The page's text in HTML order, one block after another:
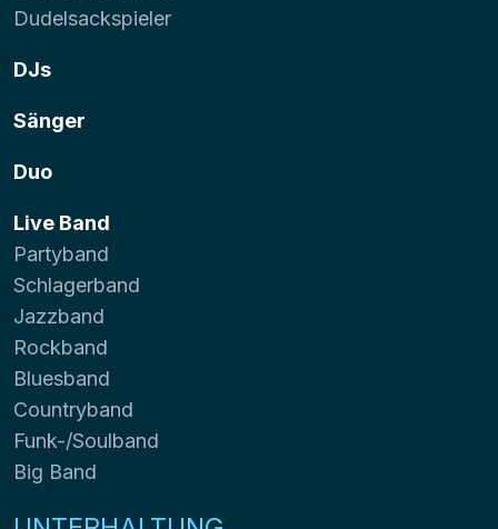
Dudelsackspieler
DJs
Sänger
Duo
Live Band
Partyband
Schlagerband
Jazzband
Rockband
Bluesband
Countryband
Funk-/Soulband
Big Band